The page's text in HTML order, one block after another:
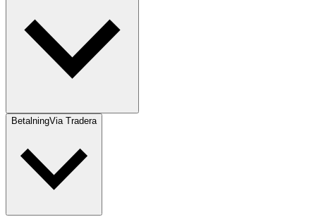
BetalningVia Tradera